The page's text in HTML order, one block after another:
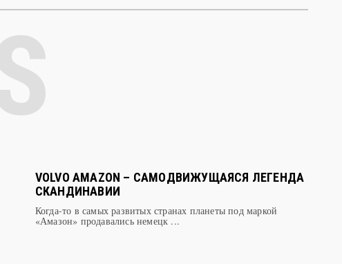
VOLVO AMAZON – САМОДВИЖУЩАЯСЯ ЛЕГЕНДА
СКАНДИНАВИИ
Когда-то в самых развитых странах планеты под маркой
«Амазон» продавались немецк ...